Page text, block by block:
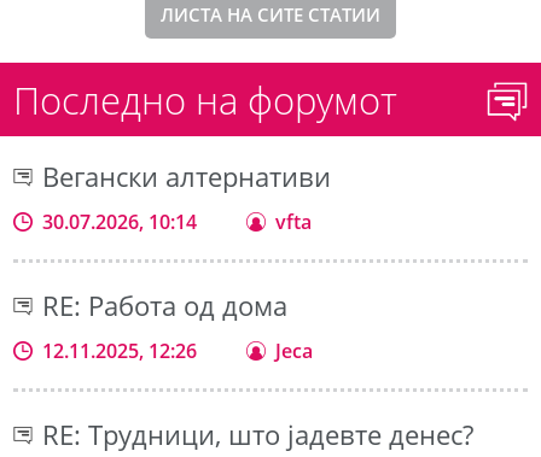
ЛИСТА НА СИТЕ СТАТИИ
Последно на форумот
Вегански алтернативи
30.07.2026, 10:14 vfta
RE: Работа од дома
12.11.2025, 12:26 Jeca
RE: Трудници, што јадевте денес?